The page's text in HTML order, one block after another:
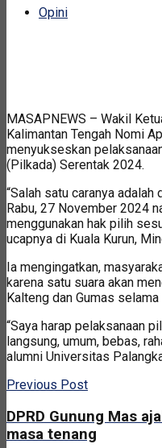
Opini
MASAPNEWS – Wakil
Kalimantan Tengah Nomi
menyukseskan
(Pilkada) Serentak 2024.
“Salah satu caranya
Rabu, 27 November 2024
menggunakan hak pilih
ucapnya di Kuala Kurun,
Ia mengingatkan,
karena satu suara akan
Kalteng dan Gumas
“Saya harap pelaksanaan
langsung, umum, bebas,
alumni Universitas
Previous Post
DPRD Gunung Mas
masa tenang